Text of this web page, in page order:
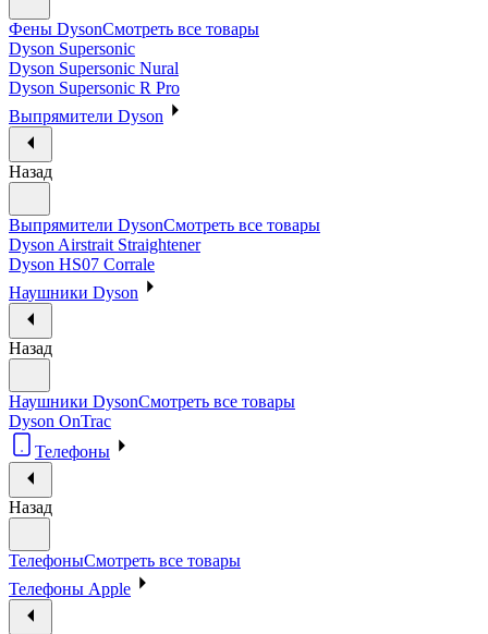
Фены DysonСмотреть все товары
Dyson Supersonic
Dyson Supersonic Nural
Dyson Supersonic R Pro
Выпрямители Dyson
Назад
Выпрямители DysonСмотреть все товары
Dyson Airstrait Straightener
Dyson HS07 Corrale
Наушники Dyson
Назад
Наушники DysonСмотреть все товары
Dyson OnTrac
Телефоны
Назад
ТелефоныСмотреть все товары
Телефоны Apple